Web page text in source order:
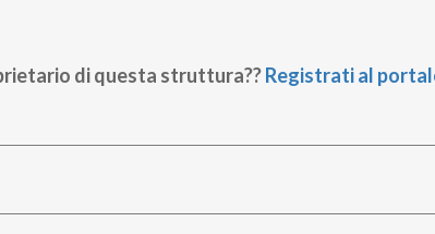
di questa struttura??Registrati al